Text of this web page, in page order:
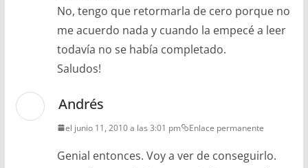
No, tengo que retormarla de cero porque no
me acuerdo nada y cuando la empecé a leer
todavía no se había completado.
Saludos!
Andrés
el junio 11, 2010 a las 3:01 pm Enlace permanente
Genial entonces. Voy a ver de conseguirlo.